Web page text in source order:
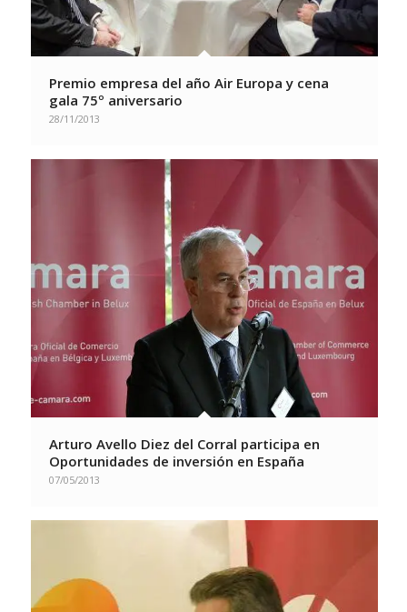
Premio empresa del año Air Europa y cena
gala 75º aniversario
28/11/2013
Arturo Avello Diez del Corral participa en
Oportunidades de inversión en España
07/05/2013